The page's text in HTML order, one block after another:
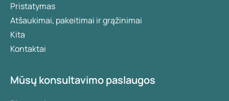
Pristatymas
Atšaukimai, pakeitimai ir grąžinimai
Kita
Kontaktai
Mūsų konsultavimo paslaugos